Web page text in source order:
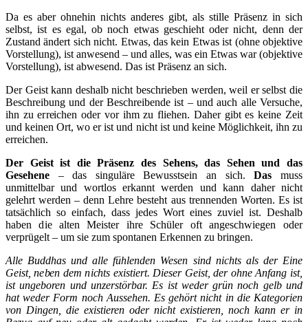
Da es aber ohnehin nichts anderes gibt, als stille Präsenz in sich
selbst, ist es egal, ob noch etwas geschieht oder nicht, denn der
Zustand ändert sich nicht. Etwas, das kein Etwas ist (ohne objektive
Vorstellung), ist anwesend – und alles, was ein Etwas war (objektive
Vorstellung), ist abwesend. Das ist Präsenz an sich.
Der Geist kann deshalb nicht beschrieben werden, weil er selbst die
Beschreibung und der Beschreibende ist – und auch alle Versuche,
ihn zu erreichen oder vor ihm zu fliehen. Daher gibt es keine Zeit
und keinen Ort, wo er ist und nicht ist und keine Möglichkeit, ihn zu
erreichen.
Der Geist ist die Präsenz des Sehens, das Sehen und das
Gesehene – das singuläre Bewusstsein an sich.Das muss
unmittelbar und wortlos erkannt werden und kann daher nicht
gelehrt werden – denn Lehre besteht aus trennenden Worten. Es ist
tatsächlich so einfach, dass jedes Wort eines zuviel ist. Deshalb
haben die alten Meister ihre Schüler oft angeschwiegen oder
verprügelt – um sie zum spontanen Erkennen zu bringen.
Alle Buddhas und alle fühlenden Wesen sind nichts als der Eine
Geist, neben dem nichts existiert. Dieser Geist, der ohne Anfang ist,
ist ungeboren und unzerstörbar. Es ist weder grün noch gelb und
hat weder Form noch Aussehen. Es gehört nicht in die Kategorien
von Dingen, die existieren oder nicht existieren, noch kann er in